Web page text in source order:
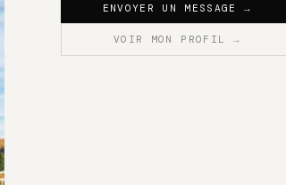
ENVOYER UN MESSAGE→
VOIR MON PROFIL →